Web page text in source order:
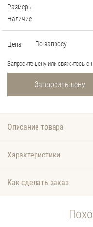
Размеры
Наличие
Цена По запросу
Запросите цену или свяжитесь с
Запросить цену
Описание товара
Характеристики
Как сделать заказ